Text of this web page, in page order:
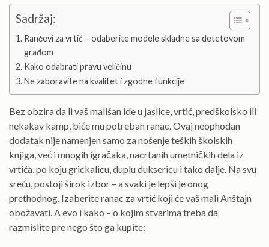
Sadržaj:
Rančevi za vrtić – odaberite modele skladne sa detetovom
građom
Kako odabrati pravu veličinu
Ne zaboravite na kvalitet i zgodne funkcije
Bez obzira da li vaš mališan ide u jaslice, vrtić, predškolsko ili
nekakav kamp, biće mu potreban ranac. Ovaj neophodan
dodatak nije namenjen samo za nošenje teških školskih
knjiga, već i mnogih igračaka, nacrtanih umetničkih dela iz
vrtića, po koju grickalicu, duplu duksericu i tako dalje. Na svu
sreću, postoji širok izbor – a svaki je lepši je onog
prethodnog. Izaberite ranac za vrtić koji će vaš mali Anštajn
obožavati. A evo i kako – o kojim stvarima treba da
razmislite pre nego što ga kupite: